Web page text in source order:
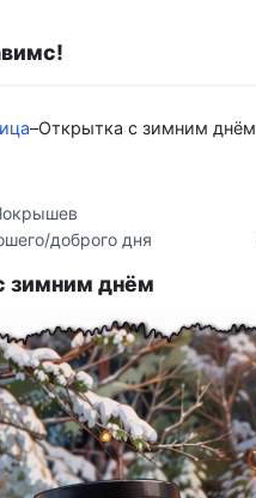
–Открытка с зимним днём
доброго дня
зимним днём